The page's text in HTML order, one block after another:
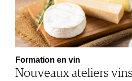
Formation en vin
Nouveaux ateliers